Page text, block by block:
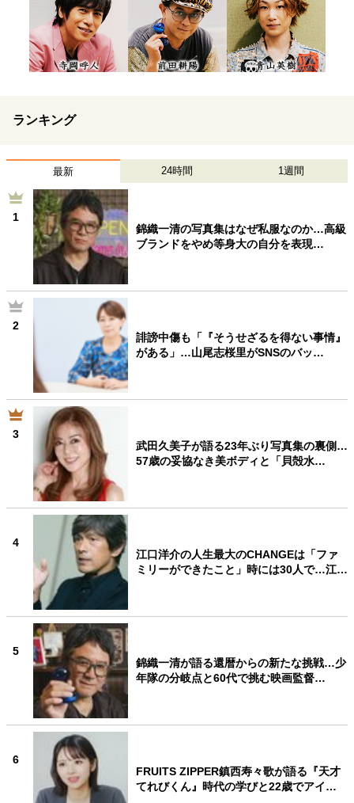
ランキング
最新 24時間 1週間
1
錦織一清の写真集はなぜ私服なのか…高級
ブランドをやめ等身大の自分を表現…
2
誹謗中傷も「『そうせざるを得ない事情』
がある」…山尾志桜里がSNSのバッ…
3
武田久美子が語る23年ぶり写真集の裏側…
57歳の妥協なき美ボディと「貝殻水…
4
江口洋介の人生最大のCHANGEは「ファ
ミリーができたこと」時には30人で…江…
5
錦織一清が語る還暦からの新たな挑戦…少
年隊の分岐点と60代で挑む映画監督…
6
FRUITS ZIPPER鎮西寿々歌が語る『天才
てれびくん』時代の学びと22歳でアイ…